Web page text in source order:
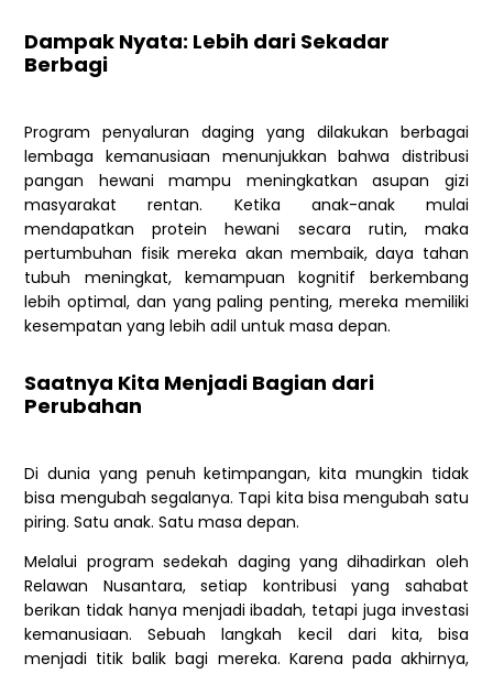
Dampak Nyata: Lebih dari Sekadar
Berbagi
Program penyaluran daging yang dilakukan berbagai
lembaga kemanusiaan menunjukkan bahwa distribusi
pangan hewani mampu meningkatkan asupan gizi
masyarakat rentan. Ketika anak-anak mulai
mendapatkan protein hewani secara rutin, maka
pertumbuhan fisik mereka akan membaik, daya tahan
tubuh meningkat, kemampuan kognitif berkembang
lebih optimal, dan yang paling penting, mereka memiliki
kesempatan yang lebih adil untuk masa depan.
Saatnya Kita Menjadi Bagian dari
Perubahan
Di dunia yang penuh ketimpangan, kita mungkin tidak
bisa mengubah segalanya. Tapi kita bisa mengubah satu
piring. Satu anak. Satu masa depan.
Melalui program sedekah daging yang dihadirkan oleh
Relawan Nusantara, setiap kontribusi yang sahabat
berikan tidak hanya menjadi ibadah, tetapi juga investasi
kemanusiaan. Sebuah langkah kecil dari kita, bisa
menjadi titik balik bagi mereka. Karena pada akhirnya,